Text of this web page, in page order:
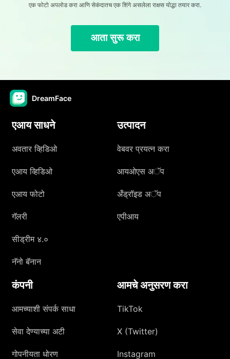
एक फोटो अपलोड करा आणि सेकंदातच एक शिंगे असलेला राक्षस योद्धा तयार करा.
आता सुरू करा
DreamFace
एआय साधने
अवतार व्हिडिओ
एआय व्हिडिओ
एआय फोटो
गॅलरी
सीड्रीम ४.०
नॅनो बॅनान
उत्पादन
वेबवर प्रयत्न करा
आयओएस अॅप
अँड्रॉइड अॅप
एपीआय
कंपनी
आमच्याशी संपर्क साधा
सेवा देण्याच्या अटी
गोपनीयता धोरण
आमचे अनुसरण करा
TikTok
X (Twitter)
Instagram